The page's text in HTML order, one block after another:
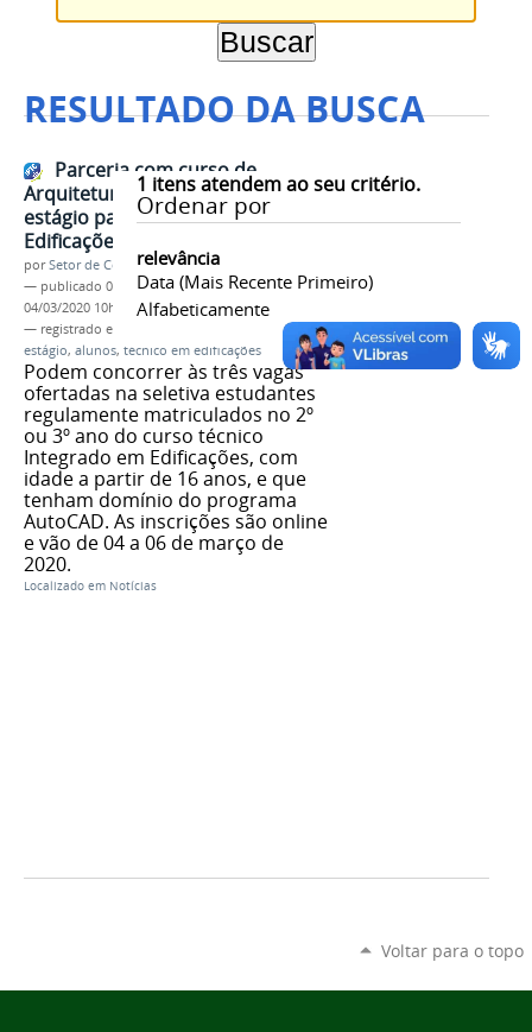
RESULTADO DA BUSCA
1 itens atendem ao seu critério.
Ordenar por
relevância
Data (mais Recente Primeiro)
Alfabeticamente
Parceria com curso de
Arquitetura da Univale viabiliza
estágio para alunos de
Edificações; inscrições abertas
porSetor de Comunicação
— publicado 04/03/2020 —última modificação
04/03/2020 10h50
— registrado em:
univale
estágio, alunos, técnico em edificações
Podem concorrer às três vagas
ofertadas na seletiva estudantes
regulamente matriculados no 2º
ou 3º ano do curso técnico
Integrado em Edificações, com
idade a partir de 16 anos, e que
tenham domínio do programa
AutoCAD. As inscrições são online
e vão de 04 a 06 de março de
2020.
Localizado em Notícias
Voltar para o topo